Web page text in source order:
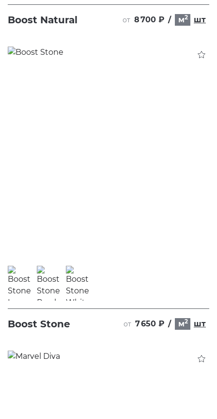
Boost Natural от 8 700 ₽ / м2 шт
Boost Stone от 7 650 ₽ / м2 шт